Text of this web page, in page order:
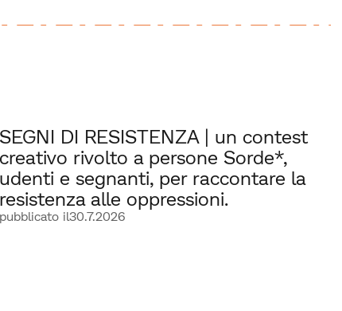
SEGNI DI RESISTENZA | un contest
creativo rivolto a persone Sorde*,
udenti e segnanti, per raccontare la
resistenza alle oppressioni.
pubblicato il30.7.2026